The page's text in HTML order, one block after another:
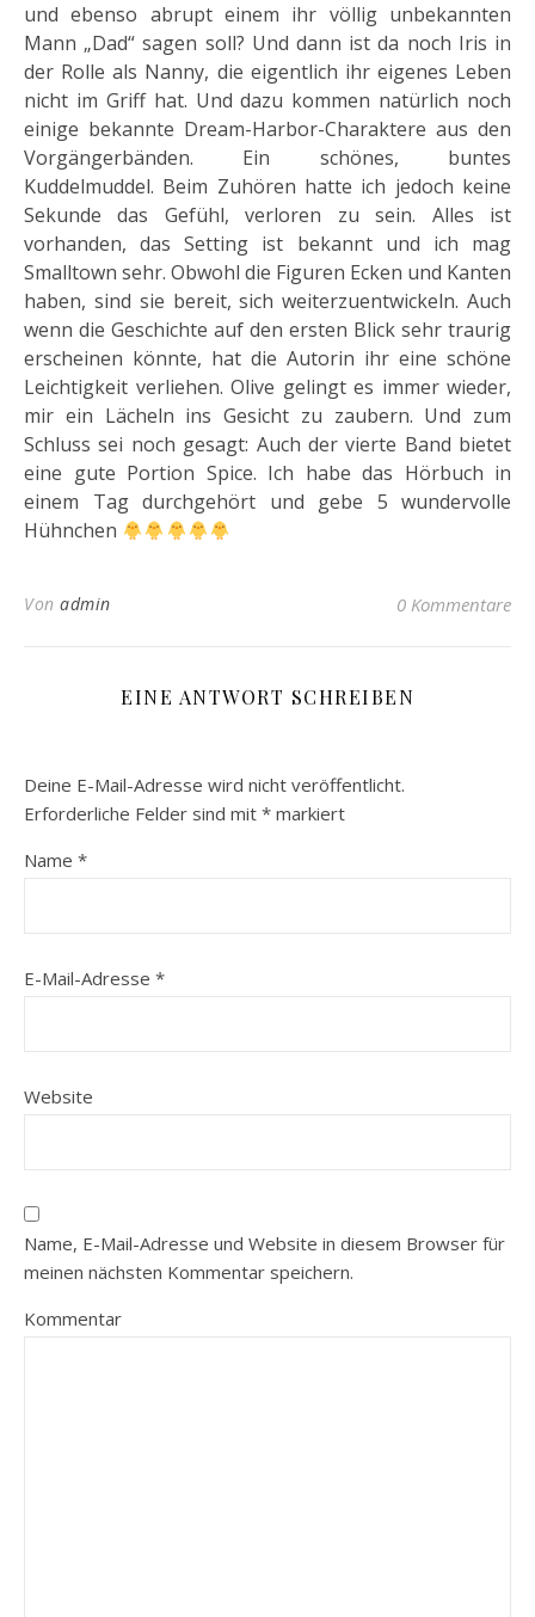
und ebenso abrupt einem ihr völlig unbekannten
Mann „Dad“ sagen soll? Und dann ist da noch Iris in
der Rolle als Nanny, die eigentlich ihr eigenes Leben
nicht im Griff hat. Und dazu kommen natürlich noch
einige bekannte Dream-Harbor-Charaktere aus den
Vorgängerbänden. Ein schönes, buntes
Kuddelmuddel. Beim Zuhören hatte ich jedoch keine
Sekunde das Gefühl, verloren zu sein. Alles ist
vorhanden, das Setting ist bekannt und ich mag
Smalltown sehr. Obwohl die Figuren Ecken und Kanten
haben, sind sie bereit, sich weiterzuentwickeln. Auch
wenn die Geschichte auf den ersten Blick sehr traurig
erscheinen könnte, hat die Autorin ihr eine schöne
Leichtigkeit verliehen. Olive gelingt es immer wieder,
mir ein Lächeln ins Gesicht zu zaubern. Und zum
Schluss sei noch gesagt: Auch der vierte Band bietet
eine gute Portion Spice. Ich habe das Hörbuch in
einem Tag durchgehört und gebe 5 wundervolle
Hühnchen
Von admin 0 Kommentare
EINE ANTWORT SCHREIBEN
Deine E-Mail-Adresse wird nicht veröffentlicht.
Erforderliche Felder sind mit * markiert
Name *
E-Mail-Adresse *
Website
Name, E-Mail-Adresse und Website in diesem Browser für
meinen nächsten Kommentar speichern.
Kommentar